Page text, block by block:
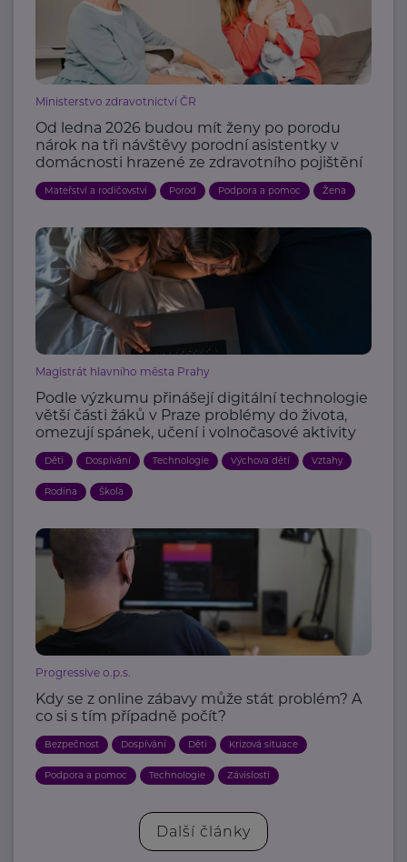
Ministerstvo zdravotnictví ČR
Od ledna 2026 budou mít ženy po porodu
nárok na tři návštěvy porodní asistentky v
domácnosti hrazené ze zdravotního pojištění
Mateřství a rodičovství Porod Podpora a pomoc Žena
Magistrát hlavního města Prahy
Podle výzkumu přinášejí digitální technologie
větší části žáků v Praze problémy do života,
omezují spánek, učení i volnočasové aktivity
Děti Dospívání Technologie Výchova dětí Vztahy
Rodina Škola
Progressive o.p.s.
Kdy se z online zábavy může stát problém? A
co si s tím případně počít?
Bezpečnost Dospívání Děti Krizová situace
Podpora a pomoc Technologie Závislosti
Další články